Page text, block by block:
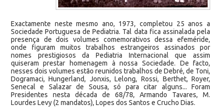
Exactamente neste mesmo ano, 1973, completou 25 anos a
Sociedade Portuguesa de Pediatria. Tal data fica assinalada pela
presença de dois volumes comemorativos dessa efeméride,
onde figuram muitos trabalhos estrangeiros assinados por
nomes prestigiosos da Pediatria Internacional que assim
quiseram prestar homenagem à nossa Sociedade. De facto,
nesses dois volumes estão reunidos trabalhos de Debré, de Toni,
Dogramaci, Hungerland, Jonxis, Lelong, Rossi, Berthet, Royer,
Senecal e Salazar de Sousa, só para citar alguns... Foram
Presidentes nesta década de 68/78, Armando Tavares, M.
Lourdes Levy (2 mandatos), Lopes dos Santos e Crucho Dias.